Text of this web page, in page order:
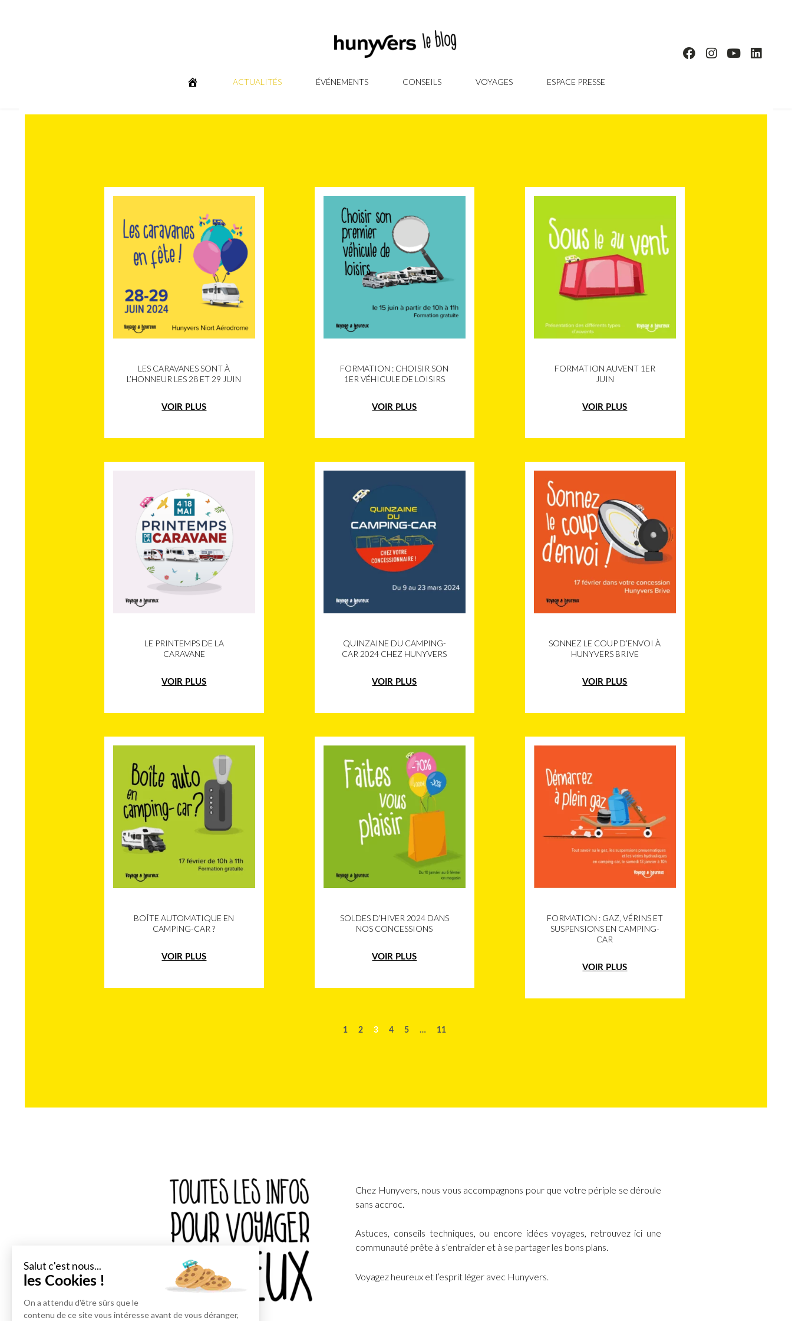
ACTUALITÉS ÉVÉNEMENTS CONSEILS VOYAGES ESPACE PRESSE
LES CARAVANES SONT À
L’HONNEUR LES 28 ET 29 JUIN
VOIR PLUS
FORMATION : CHOISIR SON
1ER VÉHICULE DE LOISIRS
VOIR PLUS
FORMATION AUVENT 1ER
JUIN
VOIR PLUS
LE PRINTEMPS DE LA
CARAVANE
VOIR PLUS
QUINZAINE DU CAMPING-
CAR 2024 CHEZ HUNYVERS
VOIR PLUS
SONNEZ LE COUP D’ENVOI À
HUNYVERS BRIVE
VOIR PLUS
BOÎTE AUTOMATIQUE EN
CAMPING-CAR ?
VOIR PLUS
SOLDES D’HIVER 2024 DANS
NOS CONCESSIONS
VOIR PLUS
FORMATION : GAZ, VÉRINS ET
SUSPENSIONS EN CAMPING-
CAR
VOIR PLUS
1 2 3 4 5 … 11
Chez Hunyvers, nous vous accompagnons pour que votre périple se déroule
sans accroc.
Astuces, conseils techniques, ou encore idées voyages, retrouvez ici une
communauté prête à s’entraider et à se partager les bons plans.
Voyagez heureux et l’esprit léger avec Hunyvers.
Salut c'est nous...
les Cookies !
On a attendu d'être sûrs que le
contenu de ce site vous intéresse avant de vous déranger,